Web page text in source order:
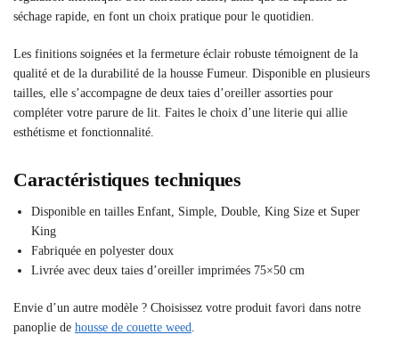
séchage rapide, en font un choix pratique pour le quotidien.
Les finitions soignées et la fermeture éclair robuste témoignent de la
qualité et de la durabilité de la housse Fumeur. Disponible en plusieurs
tailles, elle s’accompagne de deux taies d’oreiller assorties pour
compléter votre parure de lit. Faites le choix d’une literie qui allie
esthétisme et fonctionnalité.
Caractéristiques techniques
Disponible en tailles Enfant, Simple, Double, King Size et Super
King
Fabriquée en polyester doux
Livrée avec deux taies d’oreiller imprimées 75×50 cm
Envie d’un autre modèle ? Choisissez votre produit favori dans notre
panoplie de housse de couette weed.